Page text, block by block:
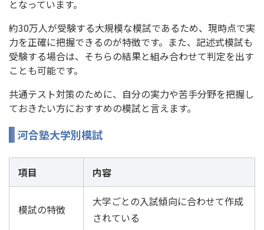
となっています。
約30万人が受験する大規模な模試であるため、現時点で実
力を正確に把握できるのが特徴です。また、記述式模試も
受験する場合は、そちらの結果と組み合わせて判定を出す
ことも可能です。
共通テスト対策のために、自分の実力や苦手分野を把握し
ておきたい方におすすめの模試と言えます。
河合塾大学別模試
項目 内容
模試の特徴
大学ごとの入試傾向に合わせて作成
されている